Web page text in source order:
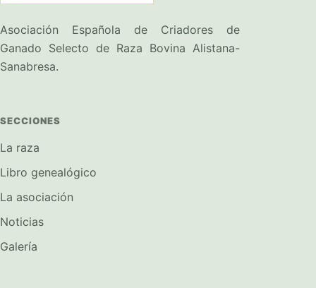
Asociación Española de Criadores de
Ganado Selecto de Raza Bovina Alistana-
Sanabresa.
SECCIONES
La raza
Libro genealógico
La asociación
Noticias
Galería